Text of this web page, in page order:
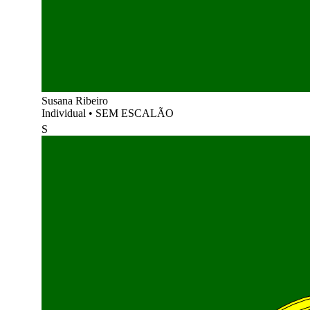
Susana Ribeiro
Individual • SEM ESCALÃO
S